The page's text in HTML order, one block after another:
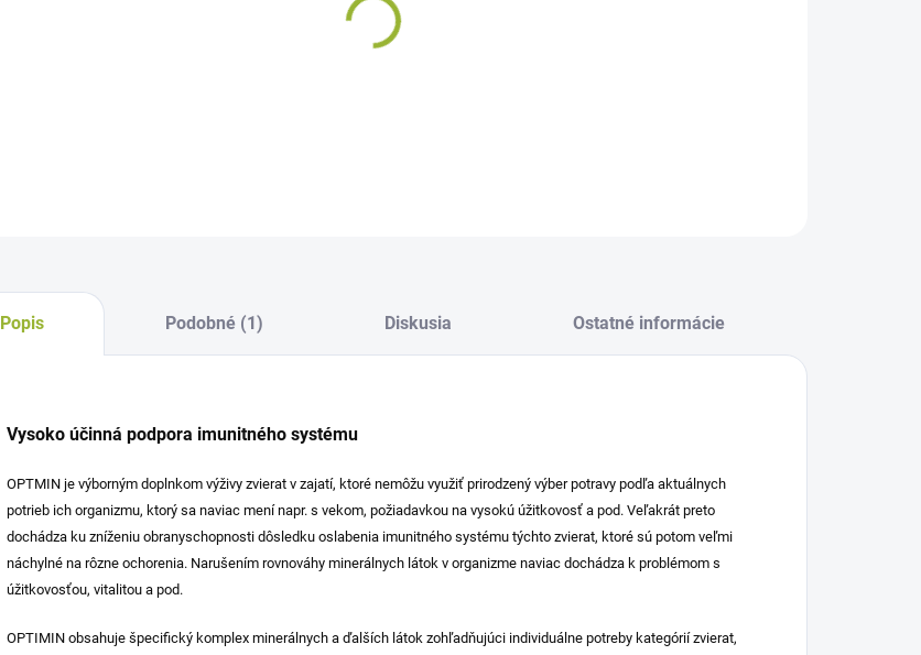
Popis Podobné (1) Diskusia Ostatné informácie
Vysoko účinná podpora imunitného systému
OPTMIN je výborným doplnkom výživy zvierat v zajatí, ktoré nemôžu využiť prirodzený výber potravy podľa aktuálnych
potrieb ich organizmu, ktorý sa naviac mení napr. s vekom, požiadavkou na vysokú úžitkovosť a pod. Veľakrát preto
dochádza ku zníženiu obranyschopnosti dôsledku oslabenia imunitného systému týchto zvierat, ktoré sú potom veľmi
náchylné na rôzne ochorenia. Narušením rovnováhy minerálnych látok v organizme naviac dochádza k problémom s
úžitkovosťou, vitalitou a pod.
OPTIMIN obsahuje špecifický komplex minerálnych a ďalších látok zohľadňujúci individuálne potreby kategórií zvierat,